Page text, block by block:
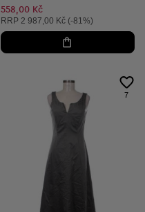
558,00 Kč
Doporučená cena:
RRP 2 987,00 Kč (-81%)
7